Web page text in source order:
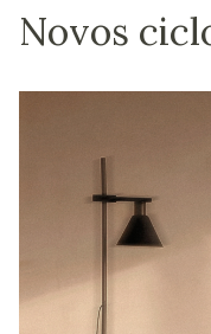
Novos